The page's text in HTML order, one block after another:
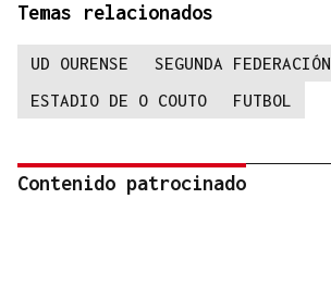
Temas relacionados
UD OURENSE
SEGUNDA FEDERACIÓN
ESTADIO DE O COUTO
FUTBOL
Contenido patrocinado